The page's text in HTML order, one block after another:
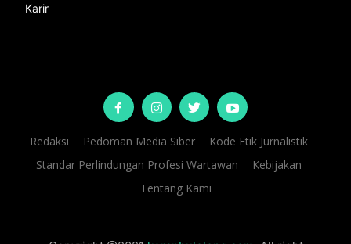
Karir
Redaksi Pedoman Media Siber
Kode Etik Jurnalistik
Standar Perlindungan Profesi Wartawan
Kebijakan
Tentang Kami